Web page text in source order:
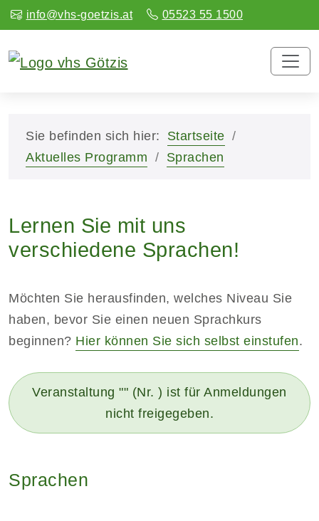
info@vhs-goetzis.at 05523 55 1500
Sie befinden sich hier:
Startseite
Aktuelles Programm
Sprachen
Lernen Sie mit uns
verschiedene Sprachen!
Möchten Sie herausfinden, welches Niveau Sie
haben, bevor Sie einen neuen Sprachkurs
beginnen? Hier können Sie sich selbst einstufen.
Veranstaltung "" (Nr. ) ist für Anmeldungen
nicht freigegeben.
Sprachen